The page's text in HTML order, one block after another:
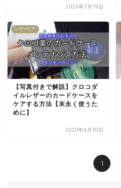
2020年7月19日
レザーケア
【写真付きで解説】クロコダ
イルレザーのカードケースを
ケアする方法【末永く使うた
めに】
2020年4月30日
1